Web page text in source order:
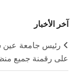
آخر الأخبار
رئيس جامعة عين
على رقمنة جميع